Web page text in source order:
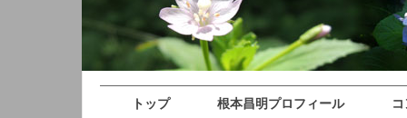
トップ 根本昌明プロフィール